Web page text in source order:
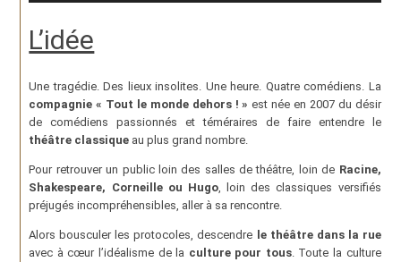
L’idée
Une tragédie. Des lieux insolites. Une heure. Quatre comédiens. La
compagnie « Tout le monde dehors ! » est née en 2007 du désir
de comédiens passionnés et téméraires de faire entendre le
théâtre classique au plus grand nombre.
Pour retrouver un public loin des salles de théâtre, loin de Racine,
Shakespeare, Corneille ou Hugo, loin des classiques versifiés
préjugés incompréhensibles, aller à sa rencontre.
Alors bousculer les protocoles, descendre le théâtre dans la rue
avec à cœur l’idéalisme de la culture pour tous. Toute la culture